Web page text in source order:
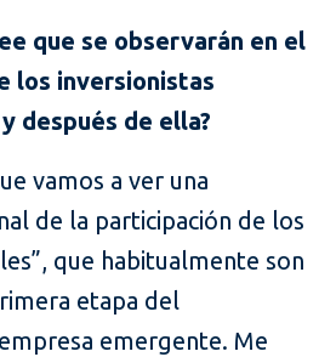
que se observarán en el
los inversionistas
después de ella?
vamos a ver una
de la participación de los
que habitualmente son
etapa del
emergente. Me